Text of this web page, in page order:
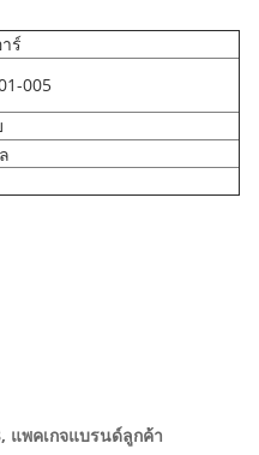
ร์
005
แพคเกจแบรนด์ลูกค้า